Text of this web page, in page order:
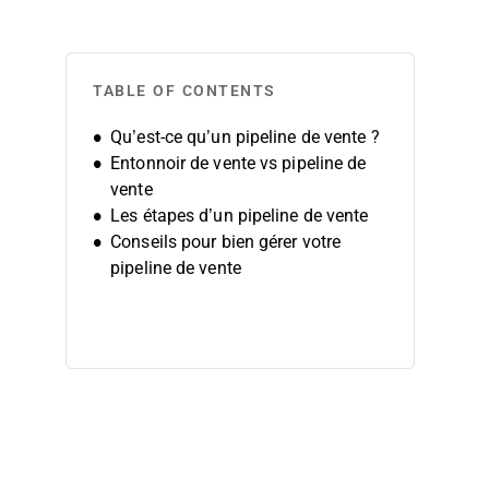
TABLE OF CONTENTS
Qu’est-ce qu’un pipeline de vente ?
Entonnoir de vente vs pipeline de
vente
Les étapes d’un pipeline de vente
Conseils pour bien gérer votre
pipeline de vente